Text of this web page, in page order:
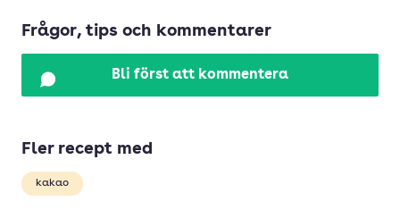
Frågor, tips och kommentarer
Bli först att kommentera
Fler recept med
kakao